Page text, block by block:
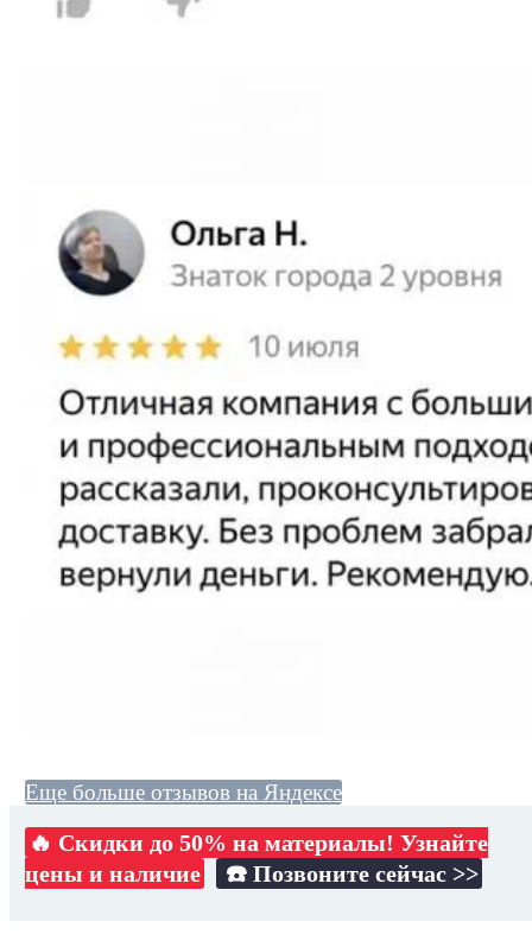
Еще больше отзывов на Яндексе
🔥 Скидки до 50% на материалы! Узнайте
цены и наличие
☎️ Позвоните сейчас >>